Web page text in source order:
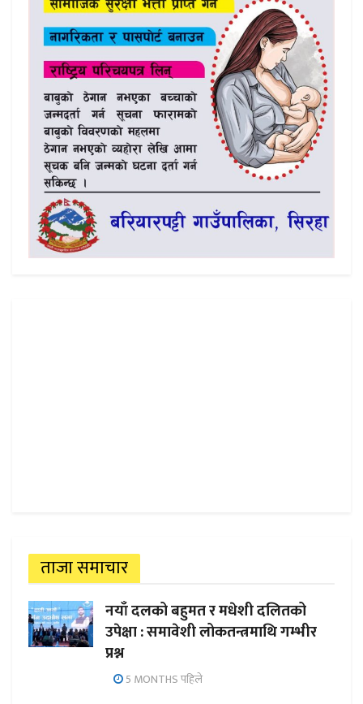
ताजा समाचार
नयाँ दलको बहुमत र मधेशी दलितको
उपेक्षा : समावेशी लोकतन्त्रमाथि गम्भीर
प्रश्न
5 MONTHS पहिले